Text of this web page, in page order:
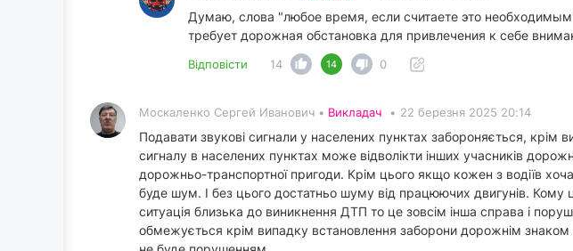
Думаю, слова "любое время, если считаете это необходимым"
требует дорожная обстановка для привлечения к себе
Відповісти 14 14 0
Москаленко Сергей Иванович • Викладач • 22 березня 2025 20:14
Подавати звукові сигнали у населених пунктах забороняється, крім
сигналу в населених пунктах може відволікти інших учасників
дорожньо-транспортної пригоди. Крім цього якщо кожен з водіїв
буде шум. І без цього достатньо шуму від працюючих двигунів.
ситуація близька до виникнення ДТП то це зовсім інша справа і
обмежується крім випадку встановлення заборони дорожнім знаком .